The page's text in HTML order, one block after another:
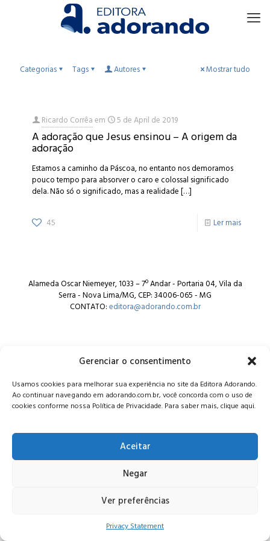
Gerenciar o consentimento
Usamos cookies para melhorar sua experiência no site da Editora Adorando.
Ao continuar navegando em adorando.com.br, você concorda com o uso de
cookies conforme nossa Política de Privacidade. Para saber mais, clique aqui.
Aceitar
Negar
Ver preferências
Privacy Statement
Categorias Tags Autores Mostrar tudo
Ricardo Corrêaem 5 de April de 2019
A adoração que Jesus ensinou – A origem da
adoração
Estamos a caminho da Páscoa, no entanto nos demoramos
pouco tempo para absorver o caro e colossal significado
dela. Não só o significado, mas a realidade[…]
45 Ler mais
Alameda Oscar Niemeyer, 1033 – 7º Andar - Portaria 04, Vila da
Serra - Nova Lima/MG, CEP: 34006-065 - MG
CONTATO:editora@adorando.com.br
© Editora Adorando 2026. Todos os direitos reservados.
Consulte nossapolítica de privacidade.